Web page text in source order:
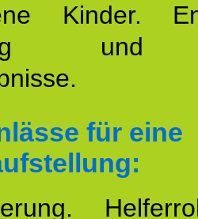
Kinder.
und
für eine